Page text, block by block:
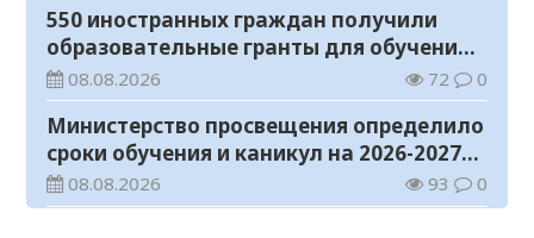
550 иностранных граждан получили
образовательные гранты для обучения в
Казахстане
08.08.2026 72 0
Министерство просвещения определило
сроки обучения и каникул на 2026-2027
учебный год
08.08.2026 93 0